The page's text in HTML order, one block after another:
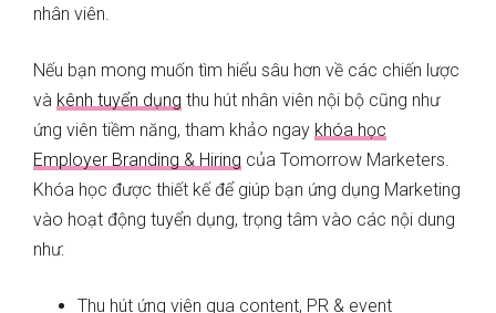
nhân viên.
Nếu bạn mong muốn tìm hiểu sâu hơn về các chiến lược
và kênh tuyển dụng thu hút nhân viên nội bộ cũng như
ứng viên tiềm năng, tham khảo ngay khóa học
Employer Branding & Hiring của Tomorrow Marketers.
Khóa học được thiết kế để giúp bạn ứng dụng Marketing
vào hoạt động tuyển dụng, trọng tâm vào các nội dung
như:
Thu hút ứng viên qua content, PR & event